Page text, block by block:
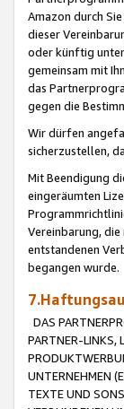
Amazon durch
dieser
oder künftig
gemeinsam mit
das
gegen die
Wir dürfen
sicherzustellen,
Mit Beendigung
eingeräumten
Vereinbarung,
entstandenen
begangen wurde.
DAS
PARTNER-LINKS,
UNTERNEHMEN
TEXTE UND